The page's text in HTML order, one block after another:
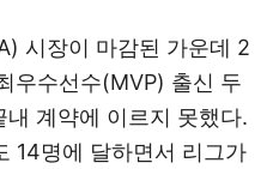
시장이 마감된 가운데 2
우수선수(MVP) 출신 두
계약에 이르지 못했다.
14명에 달하면서 리그가